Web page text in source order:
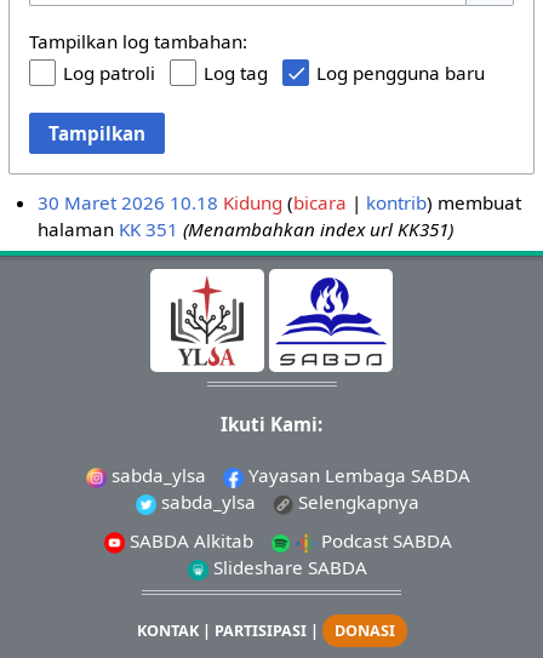
Tampilkan log tambahan:
Log patroli
Log tag Log pengguna baru
Tampilkan
30 Maret 2026 10.18 Kidung bicara kontrib membuat
halaman KK 351 (Menambahkan index url KK351)
Ikuti Kami:
sabda_ylsa
Yayasan Lembaga SABDA
sabda_ylsa
Selengkapnya
SABDA Alkitab
Podcast SABDA
Slideshare SABDA
KONTAK| PARTISIPASI| DONASI